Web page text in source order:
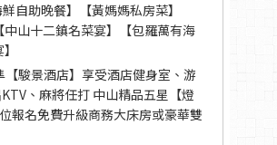
自助晚餐】【黃媽媽私房菜】
中山十二鎮名菜宴】【包羅萬有海
【駿景酒店】享受酒店健身室、游
、麻將任打 中山精品五星【燈
報名免費升級商務大床房或豪華雙